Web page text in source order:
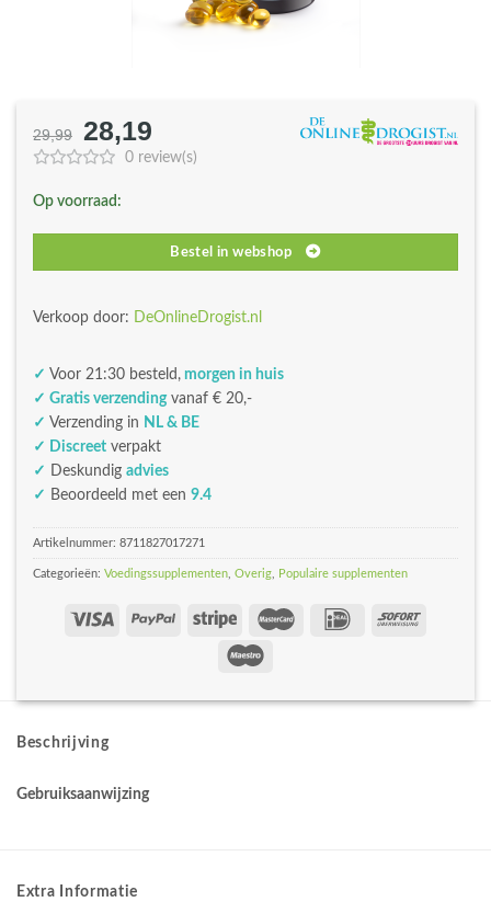
29,99
Oorspronkelijke
prijs
€29,99.
28,19
prijs
0 review(s)
Op voorraad:
Bestel in webshop
Verkoop door: DeOnlineDrogist.nl
✓ Voor 21:30 besteld, morgen in huis
✓ Gratis verzendingvanaf € 20,-
✓ Verzending in NL & BE
✓ Discreet verpakt
✓
Deskundig advies
✓ Beoordeeld met een 9.4
Artikelnummer: 8711827017271
Categorieën: Voedingssupplementen Overig Populaire supplementen
Beschrijving
Gebruiksaanwijzing
Extra Informatie